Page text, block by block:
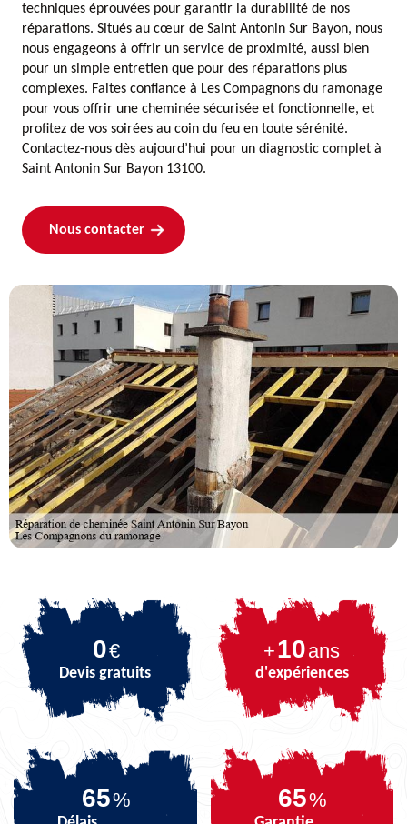
techniques éprouvées pour garantir la durabilité de nos
réparations. Situés au cœur de Saint Antonin Sur Bayon, nous
nous engageons à offrir un service de proximité, aussi bien
pour un simple entretien que pour des réparations plus
complexes. Faites confiance à Les Compagnons du ramonage
pour vous offrir une cheminée sécurisée et fonctionnelle, et
profitez de vos soirées au coin du feu en toute sérénité.
Contactez-nous dès aujourd’hui pour un diagnostic complet à
Saint Antonin Sur Bayon 13100.
Nous contacter
0€
Devis gratuits
+10ans
d'expériences
81% 81%